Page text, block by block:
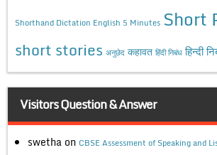
Shorthand Dictation English 5 Minutes Short
short stories अनुछेद कहावत हिंदी निबंध हिन्दी
Visitors Question & Answer
swetha on CBSE Assessment of Speaking and